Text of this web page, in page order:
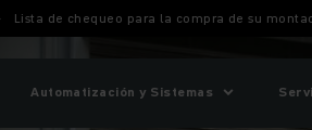
Lista de chequeo para la compra de su
Automatización y Sistemas